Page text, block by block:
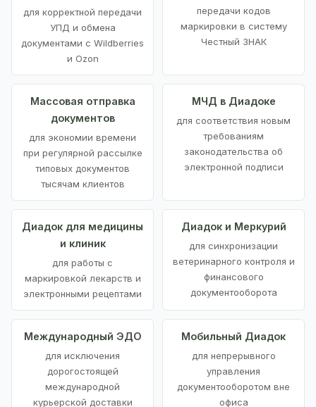
для корректной передачи
УПД и обмена
документами с Wildberries
и Ozon
передачи кодов
маркировки в систему
Честный ЗНАК
Массовая отправка
документов
для экономии времени
при регулярной рассылке
типовых документов
тысячам клиентов
МЧД в Диадоке
для соответствия новым
требованиям
законодательства об
электронной подписи
Диадок для медицины
и клиник
для работы с
маркировкой лекарств и
электронными рецептами
Диадок и Меркурий
для синхронизации
ветеринарного контроля и
финансового
документооборота
Международный ЭДО
для исключения
дорогостоящей
международной
курьерской доставки
Мобильный Диадок
для непрерывного
управления
документооборотом вне
офиса